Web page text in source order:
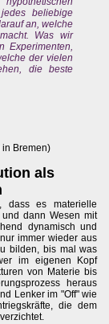
beliebige
an, welche
Was wir
Experimenten,
der vielen
die beste
in Bremen)
als
dass es materielle
dann Wesen mit
dynamisch und
immer wieder aus
bilden, bis mal was
im eigenen Kopf
von Materie bis
heraus
Lenker im "Off" wie
die dem